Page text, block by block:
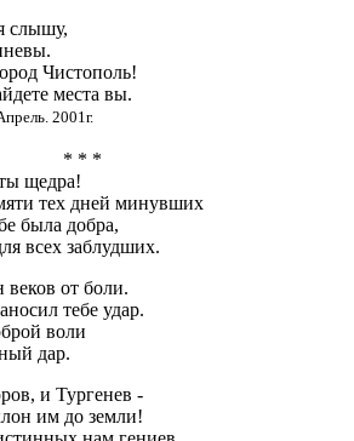
слышу,
Чистополь!
места вы.
2001г.
* * *
щедра!
тех дней минувших
была добра,
всех заблудших.
веков от боли.
тебе удар.
воли
дар.
и Тургенев -
им до земли!